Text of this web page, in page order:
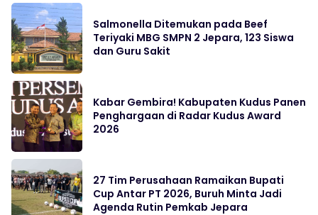
Salmonella Ditemukan pada Beef
Teriyaki MBG SMPN 2 Jepara, 123 Siswa
dan Guru Sakit
Kabar Gembira! Kabupaten Kudus Panen
Penghargaan di Radar Kudus Award
2026
27 Tim Perusahaan Ramaikan Bupati
Cup Antar PT 2026, Buruh Minta Jadi
Agenda Rutin Pemkab Jepara